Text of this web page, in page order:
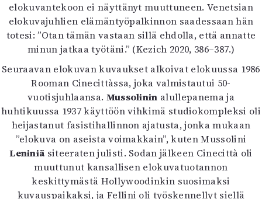
Lehdet
4/2026
2–3/2026
1/2026
6/2025
5/2025 saame
5/2025
Lehtiarkisto
Info
Tilaus ja irtonumerot
Yhteistyössä
elokuvantekoon ei näyttänyt muuttuneen. Venetsian
elokuvajuhlien elämäntyöpalkinnon saadessaan hän
totesi: ”Otan tämän vastaan sillä ehdolla, että annatte
minun jatkaa työtäni.” (Kezich 2020, 386–387.)
Seuraavan elokuvan kuvaukset alkoivat elokuussa 1986
Rooman Cinecittàssa, joka valmistautui 50-
vuotisjuhlaansa. Mussolinin alullepanema ja
huhtikuussa 1937 käyttöön vihkimä studiokompleksi oli
heijastanut fasistihallinnon ajatusta, jonka mukaan
”elokuva on aseista voimakkain”, kuten Mussolini
Leniniä siteeraten julisti. Sodan jälkeen Cinecittà oli
muuttunut kansallisen elokuvatuotannon
keskittymästä Hollywoodinkin suosimaksi
kuvauspaikaksi, ja Fellini oli työskennellyt siellä